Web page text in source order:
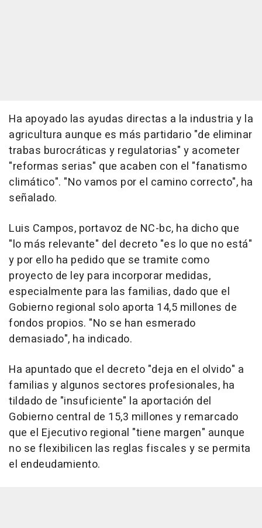
Ha apoyado las ayudas directas a la industria y la
agricultura aunque es más partidario "de eliminar
trabas burocráticas y regulatorias" y acometer
"reformas serias" que acaben con el "fanatismo
climático". "No vamos por el camino correcto", ha
señalado.
Luis Campos, portavoz de NC-bc, ha dicho que
"lo más relevante" del decreto "es lo que no está"
y por ello ha pedido que se tramite como
proyecto de ley para incorporar medidas,
especialmente para las familias, dado que el
Gobierno regional solo aporta 14,5 millones de
fondos propios. "No se han esmerado
demasiado", ha indicado.
Ha apuntado que el decreto "deja en el olvido" a
familias y algunos sectores profesionales, ha
tildado de "insuficiente" la aportación del
Gobierno central de 15,3 millones y remarcado
que el Ejecutivo regional "tiene margen" aunque
no se flexibilicen las reglas fiscales y se permita
el endeudamiento.